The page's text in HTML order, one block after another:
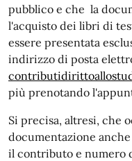
pubblico e che la
l'acquisto dei libri di
essere presentata
indirizzo di posta
più prenotando
Si precisa, altresi, che
documentazione
il contributo e numero